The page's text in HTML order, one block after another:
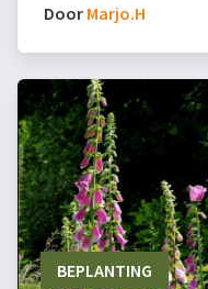
Door Marjo.H
BEPLANTING